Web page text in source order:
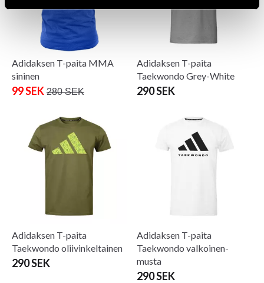
Adidaksen T-paita MMA
sininen
99 SEK 280 SEK
Adidaksen T-paita
Taekwondo Grey-White
290 SEK
Adidaksen T-paita
Taekwondo oliivinkeltainen
290 SEK
Adidaksen T-paita
Taekwondo valkoinen-
musta
290 SEK